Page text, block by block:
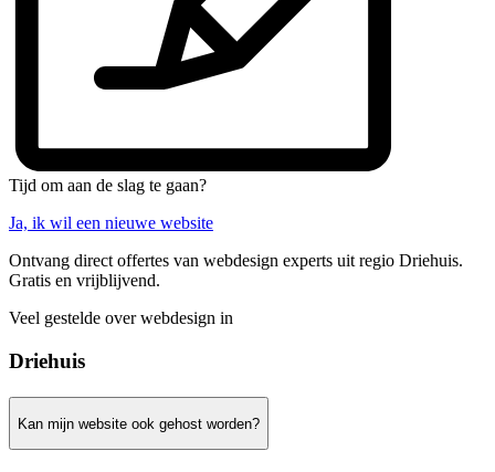
Tijd om aan de slag te gaan?
Ja, ik wil een nieuwe website
Ontvang direct offertes van webdesign experts uit regio Driehuis.
Gratis en vrijblijvend.
Veel gestelde over webdesign in
Driehuis
Kan mijn website ook gehost worden?